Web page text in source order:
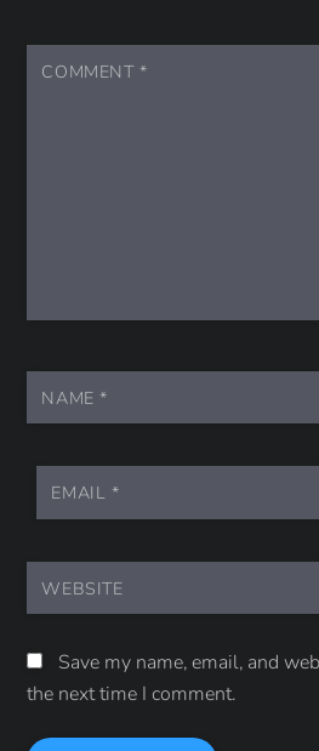
COMMENT *
NAME*
EMAIL *
WEBSITE
Save my name, email, and
the next time I comment.